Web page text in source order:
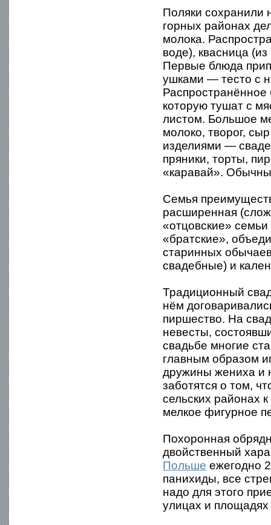
Поляки сохранили
горных районах
молока.
воде), квасница
Первые блюда
ушками — тесто с
которую тушат с
листом. Большое
молоко, творог,
изделиями —
пряники, торты,
«каравай».
Семья
расширенная
«отцовские»
«братские»,
старинных
свадебные) и
Традиционный
нём
пиршество. На
невесты,
свадьбе многие
главным образом
дружины жениха и
заботятся о том,
сельских районах
мелкое фигурное
Похоронная
двойственный
Польше ежегодно
панихиды, все
надо для этого
улицах и